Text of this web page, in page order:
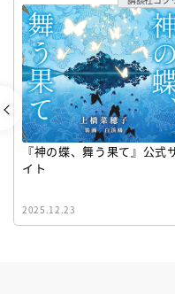
『神の蝶、舞う果て』公式
イト
2025.12.23